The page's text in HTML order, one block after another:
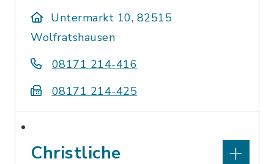
Untermarkt 10, 82515
Wolfratshausen
08171 214-416
08171 214-425
Christliche